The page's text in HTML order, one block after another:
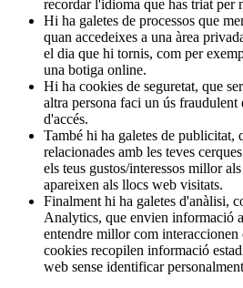
recordar l'idioma que has triat per
Hi ha galetes de processos que
quan accedeixes a una àrea
el dia que hi tornis, com per
una botiga online.
Hi ha cookies de seguretat, que
altra persona faci un ús fraudulent
d'accés.
També hi ha galetes de publicitat,
relacionades amb les teves
els teus gustos/interessos millor
apareixen als llocs web visitats.
Finalment hi ha galetes d'anàlisi,
Analytics, que envien informació
entendre millor com interaccionen
cookies recopilen informació
web sense identificar